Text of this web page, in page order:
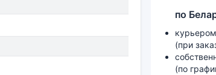
по
(при
(по